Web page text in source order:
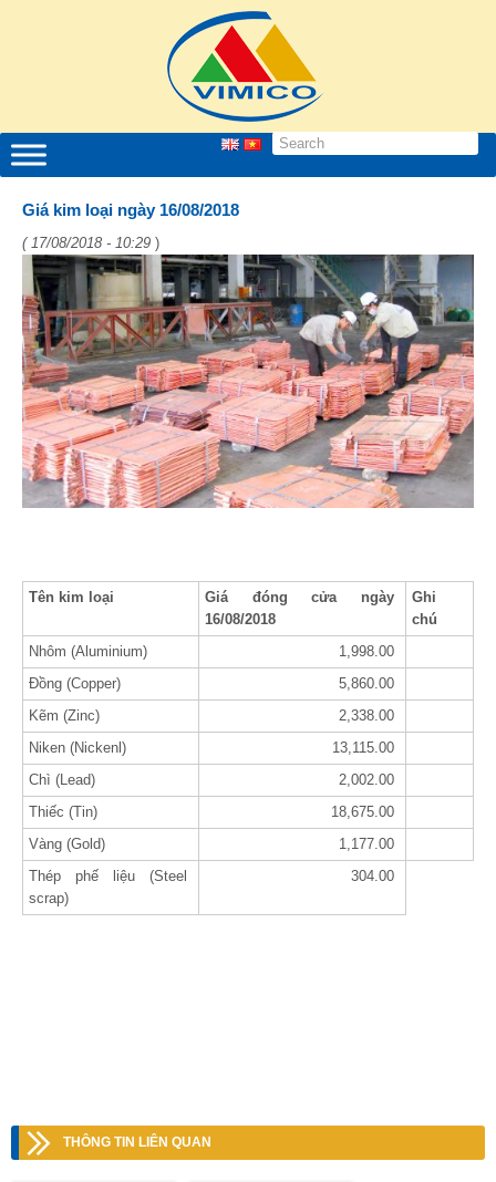
Giá kim loại ngày 16/08/2018
( 17/08/2018 - 10:29 )
Tên kim loại
Giá đóng cửa ngày
16/08/2018
Ghi
chú
Nhôm (Aluminium)
1,998.00
Đồng (Copper)
5,860.00
Kẽm (Zinc)
2,338.00
Niken (Nickenl)
13,115.00
Chì (Lead)
2,002.00
Thiếc (Tin)
18,675.00
Vàng (Gold)
1,177.00
Thép phế liệu (Steel
scrap)
304.00
THÔNG TIN LIÊN QUAN